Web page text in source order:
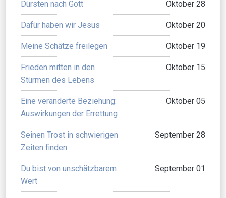
Dürsten nach Gott Oktober 28
Dafür haben wir Jesus Oktober 20
Meine Schätze freilegen Oktober 19
Frieden mitten in den
Stürmen des Lebens
Oktober 15
Eine veränderte Beziehung:
Auswirkungen der Errettung
Oktober 05
Seinen Trost in schwierigen
Zeiten finden
September 28
Du bist von unschätzbarem
Wert
September 01